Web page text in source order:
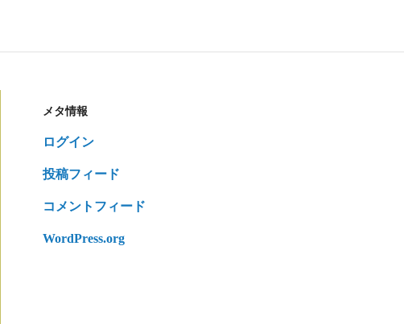
メタ情報
ログイン
投稿フィード
コメントフィード
WordPress.org